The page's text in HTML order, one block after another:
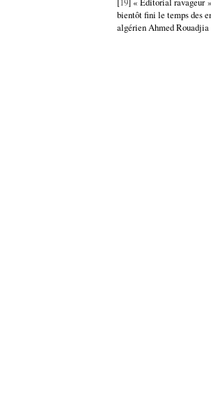
bientôt fini le temps des
algérien Ahmed Rouadjia